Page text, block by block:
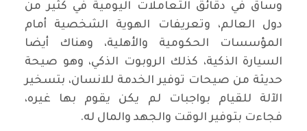
وساق في دقائق التعاملات اليومية في كثير من
دول العالم، وتعريفات الهوية الشخصية أمام
المؤسسات الحكومية والأهلية، وهناك أيضا
السيارة الذكية، كذلك الروبوت الذكي، وهو صيحة
حديثة من صيحات توفير الخدمة للانسان، بتسخير
الآلة للقيام بواجبات لم يكن يقوم بها غيره،
فجاءت بتوفير الوقت والجهد والمال له.